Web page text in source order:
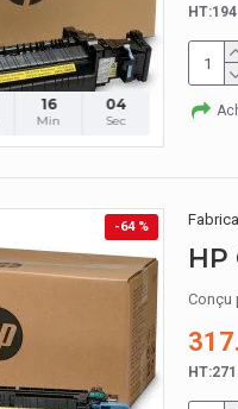
16
Min
03
Sec
-64 %
Conçu